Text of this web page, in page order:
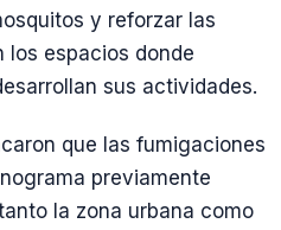
y reforzar las
los espacios donde
sus actividades.
que las fumigaciones
previamente
la zona urbana como